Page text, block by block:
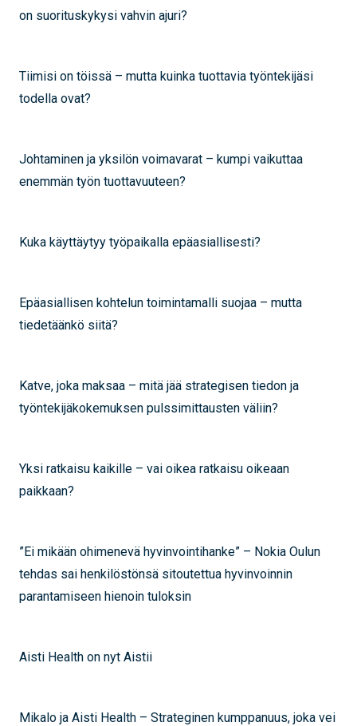
on suorituskykysi vahvin ajuri?
Tiimisi on töissä – mutta kuinka tuottavia työntekijäsi
todella ovat?
Johtaminen ja yksilön voimavarat – kumpi vaikuttaa
enemmän työn tuottavuuteen?
Kuka käyttäytyy työpaikalla epäasiallisesti?
Epäasiallisen kohtelun toimintamalli suojaa – mutta
tiedetäänkö siitä?
Katve, joka maksaa – mitä jää strategisen tiedon ja
työntekijäkokemuksen pulssimittausten väliin?
Yksi ratkaisu kaikille – vai oikea ratkaisu oikeaan
paikkaan?
”Ei mikään ohimenevä hyvinvointihanke” – Nokia Oulun
tehdas sai henkilöstönsä sitoutettua hyvinvoinnin
parantamiseen hienoin tuloksin
Aisti Health on nyt Aistii
Mikalo ja Aisti Health – Strateginen kumppanuus, joka vei